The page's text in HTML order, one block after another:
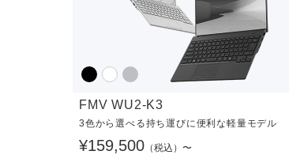
FMV WU2-K3
3色から選べる持ち運びに便利な軽量モデル
¥159,500 （税込）〜